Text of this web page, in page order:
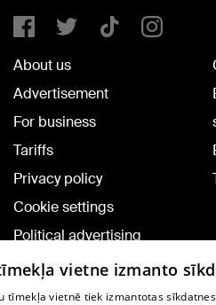
About us
Advertisement
For business
Tariffs
Privacy policy
Cookie settings
Political advertising
Cookie policy
Commenting terms
vietne izmanto
tīmekļa vietnē tiek izmantotas